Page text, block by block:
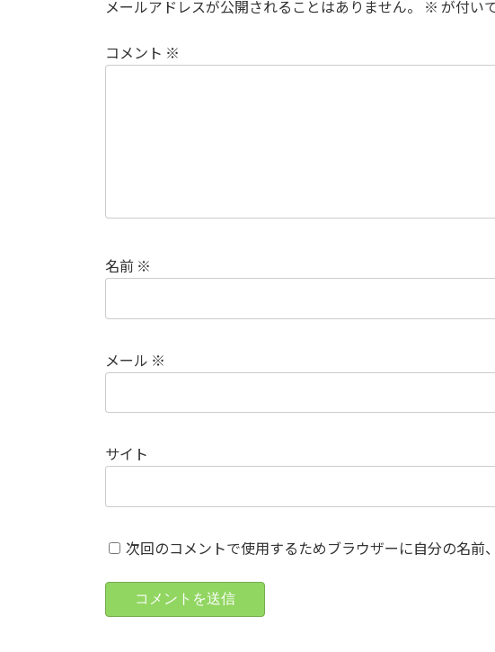
メールアドレスが公開されることはありません。 ※ が付い
コメント ※
名前 ※
メール ※
サイト
次回のコメントで使用するためブラウザーに自分の名前